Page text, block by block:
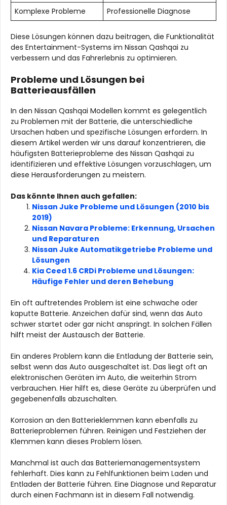
Komplexe Probleme Professionelle Diagnose
Diese Lösungen können dazu beitragen, die Funktionalität
des Entertainment-Systems im Nissan Qashqai zu
verbessern und das Fahrerlebnis zu optimieren.
Probleme und Lösungen bei
Batterieausfällen
In den Nissan Qashqai Modellen kommt es gelegentlich
zu Problemen mit der Batterie, die unterschiedliche
Ursachen haben und spezifische Lösungen erfordern. In
diesem Artikel werden wir uns darauf konzentrieren, die
häufigsten Batterieprobleme des Nissan Qashqai zu
identifizieren und effektive Lösungen vorzuschlagen, um
diese Herausforderungen zu meistern.
Das könnte Ihnen auch gefallen:
Nissan Juke Probleme und Lösungen (2010 bis
2019)
Nissan Navara Probleme: Erkennung, Ursachen
und Reparaturen
Nissan Juke Automatikgetriebe Probleme und
Lösungen
Kia Ceed 1.6 CRDi Probleme und Lösungen:
Häufige Fehler und deren Behebung
Ein oft auftretendes Problem ist eine schwache oder
kaputte Batterie. Anzeichen dafür sind, wenn das Auto
schwer startet oder gar nicht anspringt. In solchen Fällen
hilft meist der Austausch der Batterie.
Ein anderes Problem kann die Entladung der Batterie sein,
selbst wenn das Auto ausgeschaltet ist. Das liegt oft an
elektronischen Geräten im Auto, die weiterhin Strom
verbrauchen. Hier hilft es, diese Geräte zu überprüfen und
gegebenenfalls abzuschalten.
Korrosion an den Batterieklemmen kann ebenfalls zu
Batterieproblemen führen. Reinigen und Festziehen der
Klemmen kann dieses Problem lösen.
Manchmal ist auch das Batteriemanagementsystem
fehlerhaft. Dies kann zu Fehlfunktionen beim Laden und
Entladen der Batterie führen. Eine Diagnose und Reparatur
durch einen Fachmann ist in diesem Fall notwendig.